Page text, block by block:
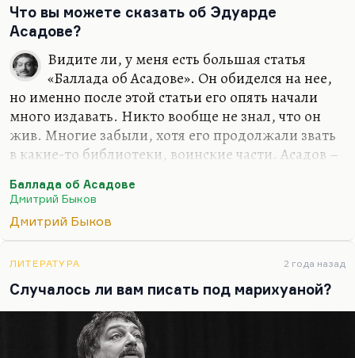
бросить то, что я там прожил и то, что я там
видел и сделал. Иной вопрос, что писать по-
английски я, конечно, буду. От этого никуда не
денешься. Писание на английском делает речь
более четкой. Переводить с английского я буду
много. Вот «Март» переведу Кунищака, буду
«Сорделло» заканчивать. Конечно, я…
Что вы можете сказать об Эдуарде
Асадове?
Видите ли, у меня есть большая статья
«Баллада об Асадове». Он обиделся на нее,
но именно после этой статьи его опять начали
много издавать. Никто вообще не знал, что он
жив. Многие забыли, хотя его продолжали звать
в какие-то библиотеки, воинские части. Асадов –
для советского нижнего этажа среднего класса.
Этим людям нужна своя поэзия. Это поэтическая
поп-культура, не лишенная ни морали, ни
находок. Безусловно, это важный человек.
Понимаете, в Советском Союзе была довольно
интеллигентная, довольно культурная попса
(хотя это нельзя назвать попсой). Вот ушел со
сцены Валерий Леонтьев. Сделал такое…
Баллада об Асадове
Дмитрий Быков
Дмитрий Быков
ЛИТЕРАТУРА 2 года назад
Случалось ли вам писать под марихуаной?